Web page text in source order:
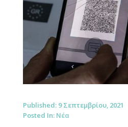
Published: 9 Σεπτεμβρίου, 2021
Posted In: Νέα